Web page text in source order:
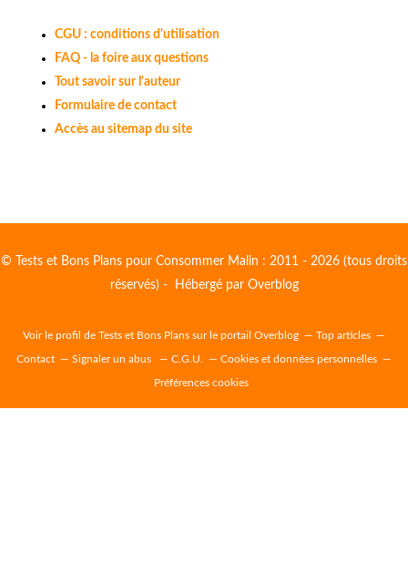
CGU : conditions d'utilisation
FAQ - la foire aux questions
Tout savoir sur l'auteur
Formulaire de contact
Accès au sitemap du site
© Tests et Bons Plans pour Consommer Malin : 2011 - 2026 (tous droits
réservés) - Hébergé par Overblog
Voir le profil de Tests et Bons Plans sur le portail Overblog Top articles
Contact Signaler un abus C.G.U. Cookies et données personnelles
Préférences cookies